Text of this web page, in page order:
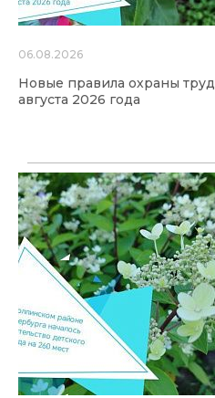
06.08.2026
Новые правила охраны
августа 2026 года